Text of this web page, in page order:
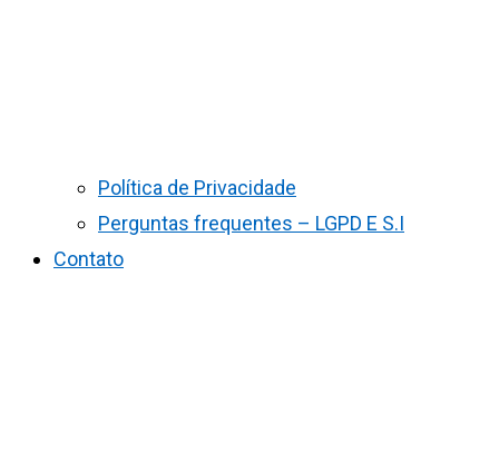
Política de Privacidade
Perguntas frequentes – LGPD E S.I
Contato